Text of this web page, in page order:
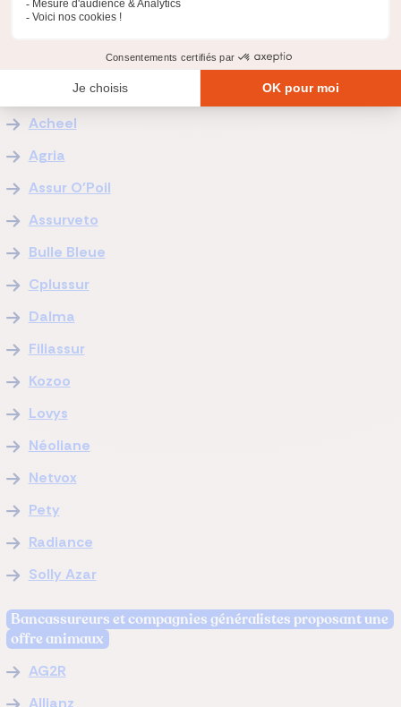
Fidanimo
Assureurs spécialisés animaux (chien et chat)
Acheel
Agria
Assur O'Poil
Assurveto
Bulle Bleue
Cplussur
Dalma
Filiassur
Kozoo
Lovys
Néoliane
Netvox
Pety
Radiance
Solly Azar
Bancassureurs et compagnies généralistes proposant une
offre animaux
AG2R
Allianz